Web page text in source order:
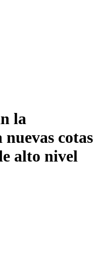
la
cotas
alto nivel